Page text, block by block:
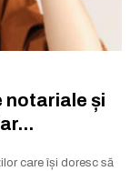
notariale și
care își doresc să